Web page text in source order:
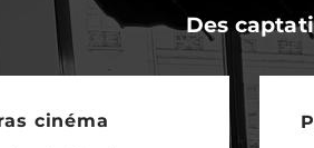
Des
cinéma